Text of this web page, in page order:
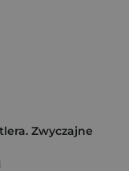
Zwyczajne